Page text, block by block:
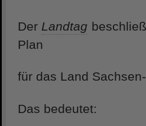
Der Landtag
Plan
für das Land
Das bedeutet: